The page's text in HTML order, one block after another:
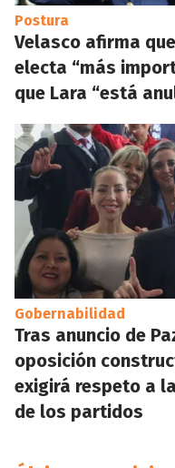
Postura
Velasco afirma
electa “más
que Lara “está
Gobernabilidad
Tras anuncio de
oposición
exigirá respeto a
de los partidos